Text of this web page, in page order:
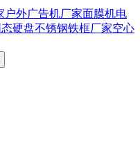
户外广告机厂家面膜机电
硬盘不锈钢铁框厂家空心